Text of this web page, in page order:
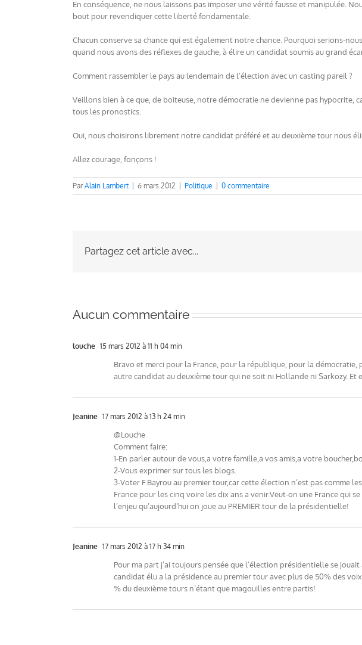
En conséquence, ne nous laissons pas imposer une vérité fausse et manipulée.
bout pour revendiquer cette liberté fondamentale.
Chacun conserve sa chance qui est également notre chance. Pourquoi serions-
quand nous avons des réflexes de gauche, à élire un candidat soumis au grand
Comment rassembler le pays au lendemain de l’élection avec un casting pareil ?
Veillons bien à ce que, de boiteuse, notre démocratie ne devienne pas
tous les pronostics.
Oui, nous choisirons librement notre candidat préféré et au deuxième tour nous
Allez courage, fonçons !
ParAlain Lambert 6 mars 2012 Politique 0 commentaire
Partagez cet article avec...
Aucun commentaire
louche 15 mars 2012 à 11 h 04 min
Bravo et merci pour la France, pour la république, pour la démocratie,
autre candidat au deuxième tour qui ne soit ni Hollande ni Sarkozy. Et
Jeanine 17 mars 2012 à 13 h 24 min
@Louche
Comment faire:
1-En parler autour de vous,a votre famille,a vos amis,a votre
2-Vous exprimer sur tous les blogs.
3-Voter F.Bayrou au premier tour,car cette élection n’est pas comme
France pour les cinq voire les dix ans a venir.Veut-on une France qui
l’enjeu qu’aujourd’hui on joue au PREMIER tour de la présidentielle!
Jeanine 17 mars 2012 à 17 h 34 min
Pour ma part j’ai toujours pensée que l’élection présidentielle se
candidat élu a la présidence au premier tour avec plus de 50% des
% du deuxième tours n’étant que magouilles entre partis!